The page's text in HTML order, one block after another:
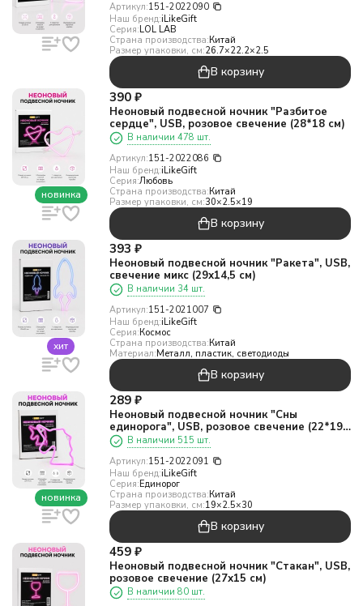
Артикул:151-2022090
Наш бренд:iLikeGift
Серия:LOL LAB
Страна производства:Китай
Размер упаковки, см:26.7×22.2×2.5
В корзину
новинка
390 ₽
Неоновый подвесной ночник "Разбитое
сердце", USB, розовое свечение (28*18 см)
В наличии 478 шт.
Артикул:151-2022086
Наш бренд:iLikeGift
Серия:Любовь
Страна производства:Китай
Размер упаковки, см:30×2.5×19
В корзину
хит
393 ₽
Неоновый подвесной ночник "Ракета", USB,
свечение микс (29х14,5 см)
В наличии 34 шт.
Артикул:151-2021007
Наш бренд:iLikeGift
Серия:Космос
Страна производства:Китай
Материал:Металл, пластик, светодиоды
В корзину
новинка
289 ₽
Неоновый подвесной ночник "Сны
единорога", USB, розовое свечение (22*19
см) В наличии 515 шт.
Артикул:151-2022091
Наш бренд:iLikeGift
Серия:Единорог
Страна производства:Китай
Размер упаковки, см:19×2.5×30
В корзину
459 ₽
Неоновый подвесной ночник "Стакан", USB,
розовое свечение (27х15 см)
В наличии 80 шт.